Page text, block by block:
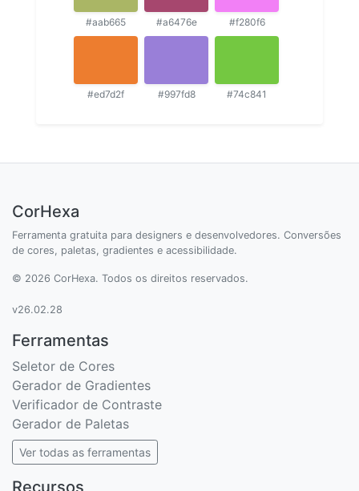
#aab665 #a6476e #f280f6
#ed7d2f #997fd8 #74c841
CorHexa
Ferramenta gratuita para designers e desenvolvedores. Conversões
de cores, paletas, gradientes e acessibilidade.
© 2026 CorHexa. Todos os direitos reservados.
v26.02.28
Ferramentas
Seletor de Cores
Gerador de Gradientes
Verificador de Contraste
Gerador de Paletas
Ver todas as ferramentas
Recursos